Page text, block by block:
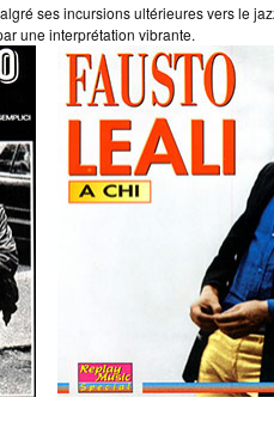
ses incursions ultérieures vers le
une interprétation vibrante.